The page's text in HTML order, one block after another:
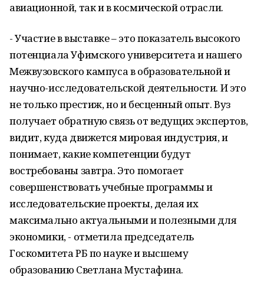
авиационной, так и в космической отрасли.
- Участие в выставке – это показатель высокого
потенциала Уфимского университета и нашего
Межвузовского кампуса в образовательной и
научно-исследовательской деятельности. И это
не только престиж, но и бесценный опыт. Вуз
получает обратную связь от ведущих экспертов,
видит, куда движется мировая индустрия, и
понимает, какие компетенции будут
востребованы завтра. Это помогает
совершенствовать учебные программы и
исследовательские проекты, делая их
максимально актуальными и полезными для
экономики, - отметила председатель
Госкомитета РБ по науке и высшему
образованию Светлана Мустафина.